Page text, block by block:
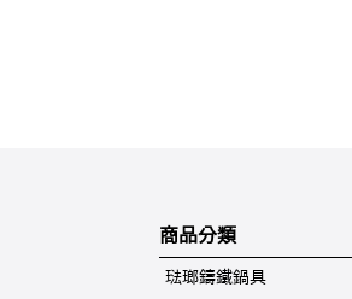
商品分類
琺瑯鑄鐵鍋具